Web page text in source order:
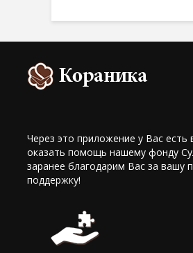
Через это приложение у Вас есть
оказать помощь нашему фонду
заранее благодарим Вас за вашу
поддержку!